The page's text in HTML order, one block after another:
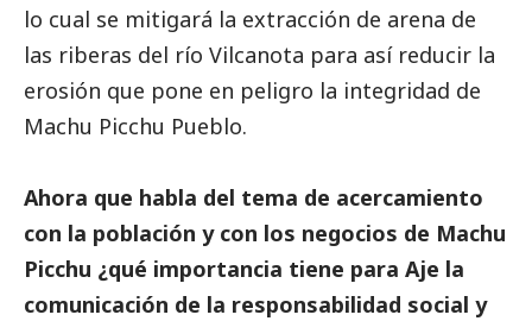
lo cual se mitigará la extracción de arena de
las riberas del río Vilcanota para así reducir la
erosión que pone en peligro la integridad de
Machu Picchu Pueblo.
Ahora que habla del tema de acercamiento
con la población y con los negocios de Machu
Picchu ¿qué importancia tiene para Aje la
comunicación de la responsabilidad social y